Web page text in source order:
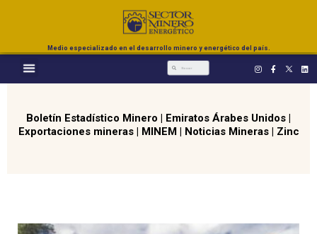
Medio especializado en el desarrollo minero y energético del país.
Boletín Estadístico Minero | Emiratos Árabes Unidos |
Exportaciones mineras| MINEM| Noticias Mineras| Zinc